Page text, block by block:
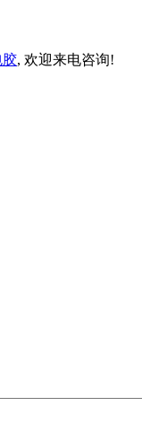
胶, 欢迎来电咨询!